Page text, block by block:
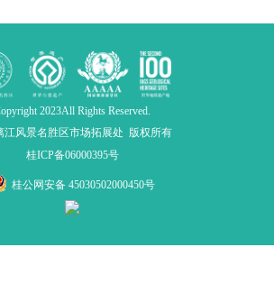
2023All Rights Reserved.
江风景名胜区市场拓展处 版权所有
桂ICP备06000395号
桂公网安备 45030502000450号